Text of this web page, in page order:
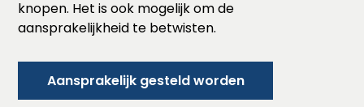
knopen. Het is ook mogelijk om de
aansprakelijkheid te betwisten.
Aansprakelijk gesteld worden